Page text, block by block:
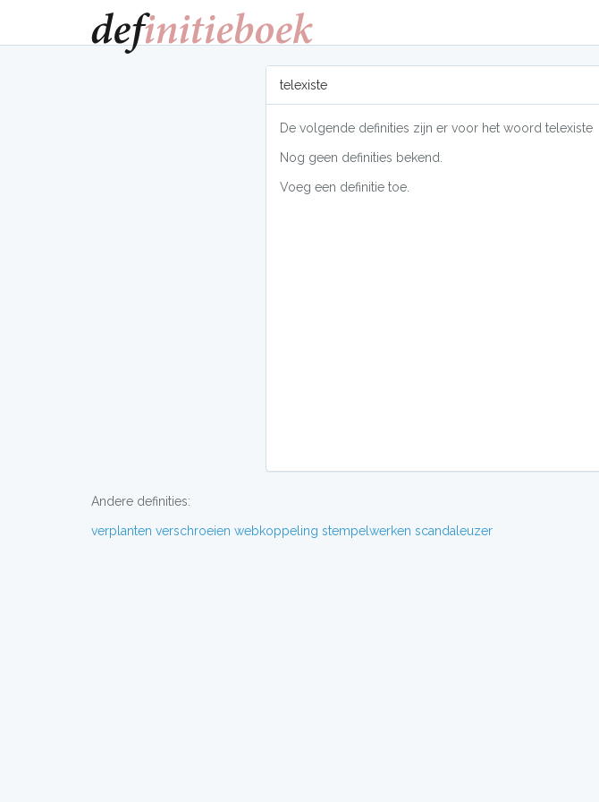
telexiste
De volgende definities zijn er voor het woord telexiste
Nog geen definities bekend.
Voeg een definitie toe.
Andere definities:
verplanten verschroeien webkoppeling stempelwerken scandaleuzer